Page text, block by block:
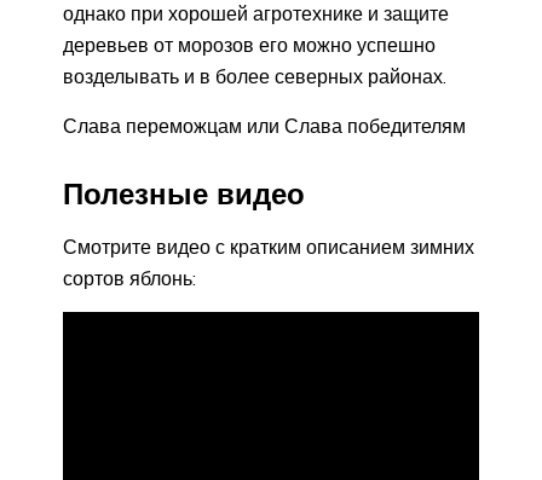
однако при хорошей агротехнике и защите
деревьев от морозов его можно успешно
возделывать и в более северных районах.
Слава переможцам или Слава победителям
Полезные видео
Смотрите видео с кратким описанием зимних
сортов яблонь: